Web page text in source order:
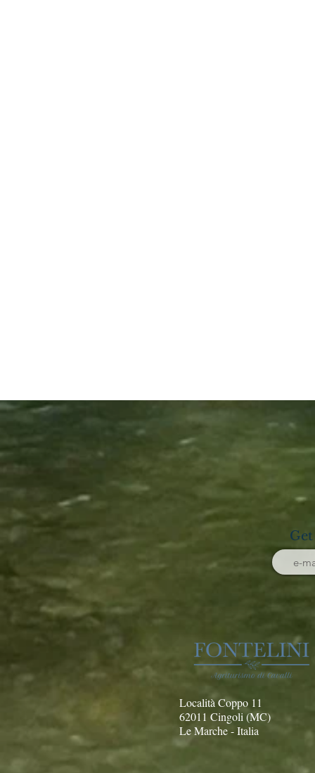
Località Coppo 11
62011 Cingoli (MC)
Le Marche - Italia